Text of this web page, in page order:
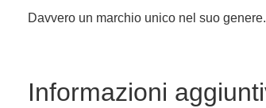
Davvero un marchio unico nel suo genere.
Informazioni